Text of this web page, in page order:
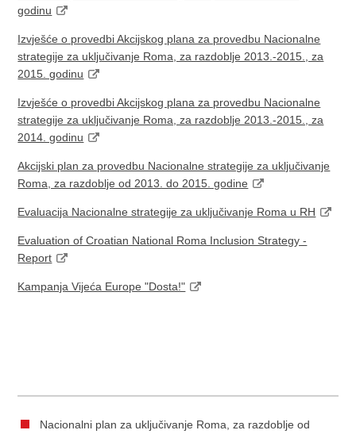
godinu
Izvješće o provedbi Akcijskog plana za provedbu Nacionalne
strategije za uključivanje Roma, za razdoblje 2013.-2015., za
2015. godinu
Izvješće o provedbi Akcijskog plana za provedbu Nacionalne
strategije za uključivanje Roma, za razdoblje 2013.-2015., za
2014. godinu
Akcijski plan za provedbu Nacionalne strategije za uključivanje
Roma, za razdoblje od 2013. do 2015. godine
Evaluacija Nacionalne strategije za uključivanje Roma u RH
Evaluation of Croatian National Roma Inclusion Strategy -
Report
Kampanja Vijeća Europe "Dosta!"
Nacionalni plan za uključivanje Roma, za razdoblje od